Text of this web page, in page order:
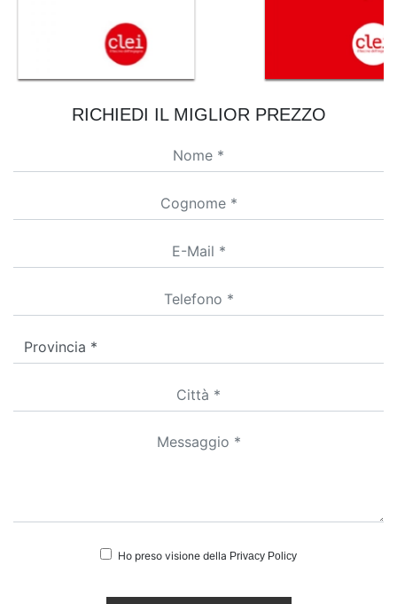
RICHIEDI IL MIGLIOR PREZZO
Ho preso visione della Privacy Policy